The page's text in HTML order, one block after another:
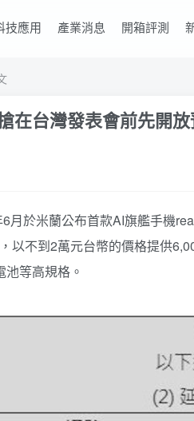
技應用 產業消息 開箱評測
在台灣發表會前先開
月於米蘭公布首款AI旗艦手機
以不到2萬元台幣的價格提供
等高規格。